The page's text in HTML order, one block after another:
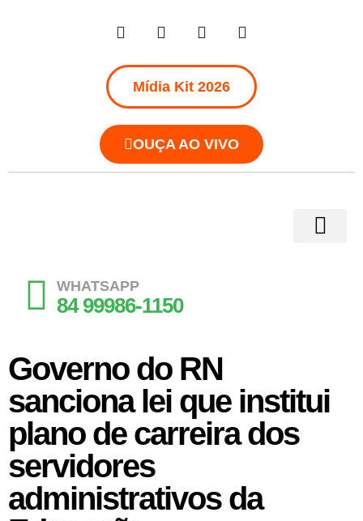
Mídia Kit 2026
OUÇA AO VIVO
WHATSAPP
84 99986-1150
Governo do RN
sanciona lei que institui
plano de carreira dos
servidores
administrativos da